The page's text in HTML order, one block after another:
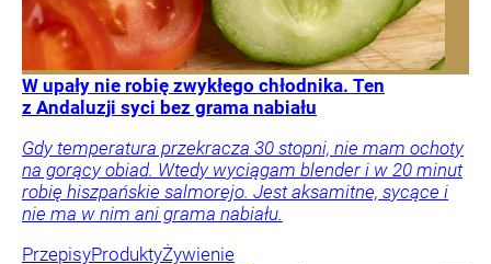
W upały nie robię zwykłego chłodnika. Ten
z Andaluzji syci bez grama nabiału
Gdy temperatura przekracza 30 stopni, nie mam ochoty
na gorący obiad. Wtedy wyciągam blender i w 20 minut
robię hiszpańskie salmorejo. Jest aksamitne, sycące i
nie ma w nim ani grama nabiału.
PrzepisyProduktyŻywienie